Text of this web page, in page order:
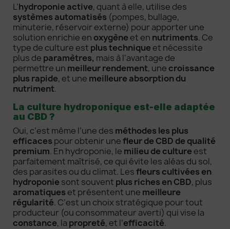
L’hydroponie active, quant à elle, utilise des
systèmes automatisés (pompes, bullage,
minuterie, réservoir externe) pour apporter une
solution enrichie en oxygène et en nutriments. Ce
type de culture est plus technique et nécessite
plus de paramètres, mais à l'avantage de
permettre un meilleur rendement, une croissance
plus rapide, et une meilleure absorption du
nutriment.
La culture hydroponique est-elle adaptée
au CBD ?
Oui, c’est même l’une des méthodes les plus
efficaces pour obtenir unefleur de CBD de qualité
premium. En hydroponie, le milieu de culture est
parfaitement maîtrisé, ce qui évite les aléas du sol,
des parasites ou du climat. Lesfleurs cultivées en
hydroponie sont souvent plus riches en CBD, plus
aromatiques et présentent une meilleure
régularité. C’est un choix stratégique pour tout
producteur (ou consommateur averti) qui vise la
constance, la propreté, et l’efficacité.